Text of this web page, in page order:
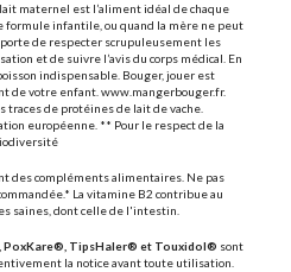
maternel est l’aliment idéal de chaque
formule infantile, ou quand la mère ne peut
de respecter scrupuleusement les
et de suivre l’avis du corps médical. En
indispensable. Bouger, jouer est
de votre enfant. www.mangerbouger.fr.
traces de protéines de lait de vache.
européenne. ** Pour le respect de la
des compléments alimentaires. Ne pas
La vitamine B2 contribue au
saines, dont celle de l'intestin.
TipsHaler® et Touxidol® sont
la notice avant toute utilisation.